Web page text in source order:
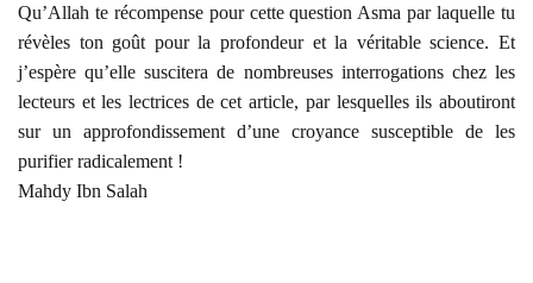
Qu’Allah te récompense pour cette question Asma par laquelle tu
révèles ton goût pour la profondeur et la véritable science. Et
j’espère qu’elle suscitera de nombreuses interrogations chez les
lecteurs et les lectrices de cet article, par lesquelles ils aboutiront
sur un approfondissement d’une croyance susceptible de les
purifier radicalement !
Mahdy Ibn Salah